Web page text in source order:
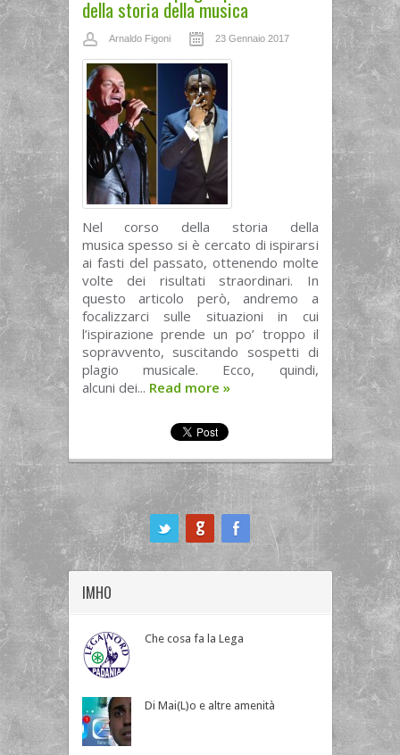
della storia della musica
Arnaldo Figoni 23 Gennaio 2017
Nel corso della storia della
musica spesso si è cercato di ispirarsi
ai fasti del passato, ottenendo molte
volte dei risultati straordinari. In
questo articolo però, andremo a
focalizzarci sulle situazioni in cui
l’ispirazione prende un po’ troppo il
sopravvento, suscitando sospetti di
plagio musicale. Ecco, quindi,
alcuni dei... Read more »
IMHO
Che cosa fa la Lega
Di Mai(L)o e altre amenità